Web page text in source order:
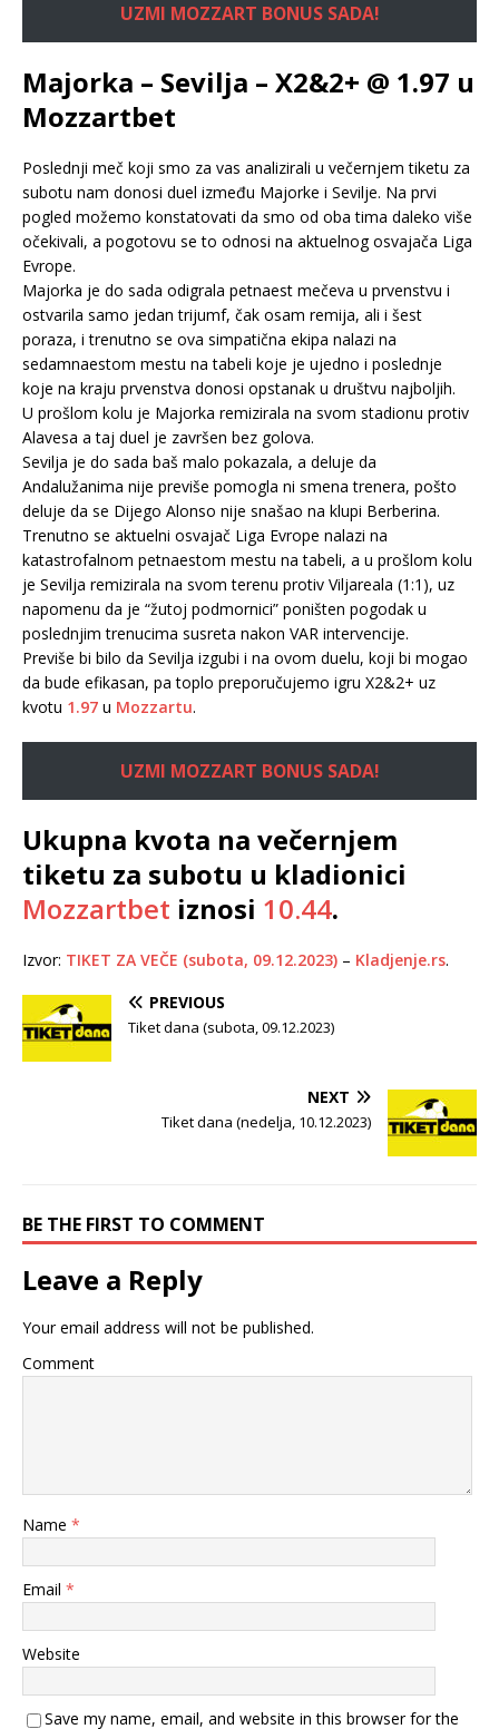
UZMI MOZZART BONUS SADA!
Majorka – Sevilja – X2&2+ @ 1.97 u
Mozzartbet
Poslednji meč koji smo za vas analizirali u večernjem tiketu za
subotu nam donosi duel između Majorke i Sevilje. Na prvi
pogled možemo konstatovati da smo od oba tima daleko više
očekivali, a pogotovu se to odnosi na aktuelnog osvajača Liga
Evrope.
Majorka je do sada odigrala petnaest mečeva u prvenstvu i
ostvarila samo jedan trijumf, čak osam remija, ali i šest
poraza, i trenutno se ova simpatična ekipa nalazi na
sedamnaestom mestu na tabeli koje je ujedno i poslednje
koje na kraju prvenstva donosi opstanak u društvu najboljih.
U prošlom kolu je Majorka remizirala na svom stadionu protiv
Alavesa a taj duel je završen bez golova.
Sevilja je do sada baš malo pokazala, a deluje da
Andalužanima nije previše pomogla ni smena trenera, pošto
deluje da se Dijego Alonso nije snašao na klupi Berberina.
Trenutno se aktuelni osvajač Liga Evrope nalazi na
katastrofalnom petnaestom mestu na tabeli, a u prošlom kolu
je Sevilja remizirala na svom terenu protiv Viljareala (1:1), uz
napomenu da je “žutoj podmornici” poništen pogodak u
poslednjim trenucima susreta nakon VAR intervencije.
Previše bi bilo da Sevilja izgubi i na ovom duelu, koji bi mogao
da bude efikasan, pa toplo preporučujemo igru X2&2+ uz
kvotu 1.97 u Mozzartu.
UZMI MOZZART BONUS SADA!
Ukupna kvota na večernjem
tiketu za subotu u kladionici
Mozzartbet iznosi 10.44.
Izvor: TIKET ZA VEČE (subota, 09.12.2023) – Kladjenje.rs.
PREVIOUS
Tiket dana (subota, 09.12.2023)
NEXT
Tiket dana (nedelja, 10.12.2023)
BE THE FIRST TO COMMENT
Leave a Reply
Your email address will not be published.
Comment
Name *
Email *
Website
Save my name, email, and website in this browser for the